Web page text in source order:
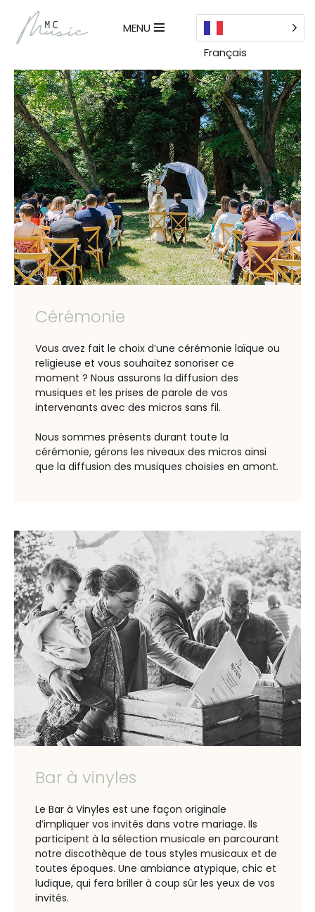
Aller
MENU
Français
Cérémonie
Vous avez fait le choix d’une cérémonie laïque ou
religieuse et vous souhaitez sonoriser ce
moment ? Nous assurons la diffusion des
musiques et les prises de parole de vos
intervenants avec des micros sans fil.
Nous sommes présents durant toute la
cérémonie, gérons les niveaux des micros ainsi
que la diffusion des musiques choisies en amont.
Bar à vinyles
Le Bar à Vinyles est une façon originale
d’impliquer vos invités dans votre mariage. Ils
participent à la sélection musicale en parcourant
notre discothèque de tous styles musicaux et de
toutes époques. Une ambiance atypique, chic et
ludique, qui fera briller à coup sûr les yeux de vos
invités.